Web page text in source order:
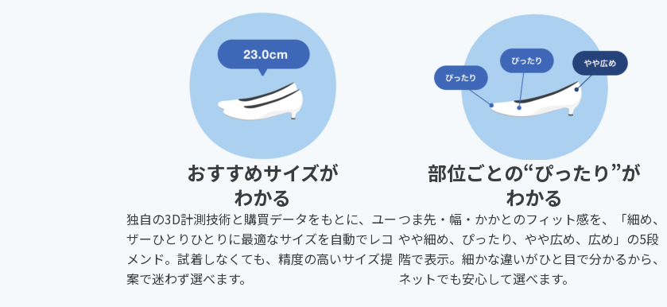
おすすめサイズが
わかる
独自の3D計測技術と購買データをもとに、ユー
ザーひとりひとりに最適なサイズを自動でレコ
メンド。試着しなくても、精度の高いサイズ提
案で迷わず選べます。
部位ごとの“ぴったり”が
わかる
つま先・幅・かかとのフィット感を、「細め、
やや細め、ぴったり、やや広め、広め」の5段
階で表示。細かな違いがひと目で分かるから、
ネットでも安心して選べます。